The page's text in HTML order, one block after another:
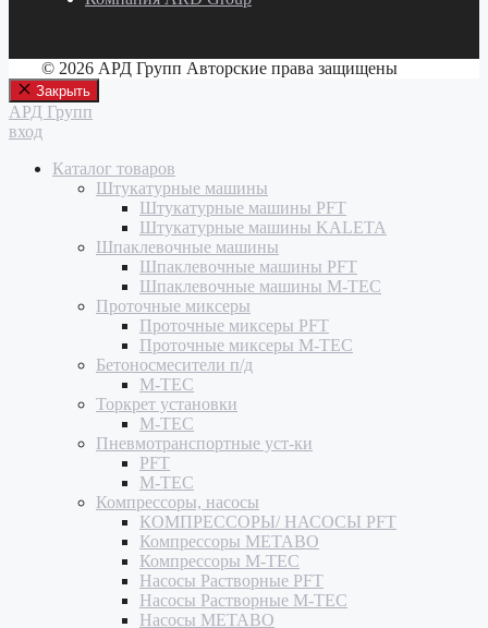
© 2026 АРД Групп Авторские права защищены
Закрыть
АРД Групп
вход
Каталог товаров
Штукатурные машины
Штукатурные машины PFT
Штукатурные машины KALETA
Шпаклевочные машины
Шпаклевочные машины PFT
Шпаклевочные машины M-TEC
Проточные миксеры
Проточные миксеры PFT
Проточные миксеры M-TEC
Бетоносмесители п/д
M-TEC
Торкрет установки
M-TEC
Пневмотранспортные уст-ки
PFT
M-TEC
Компрессоры, насосы
КОМПРЕССОРЫ/ НАСОСЫ PFT
Компрессоры METABO
Компрессоры M-TEC
Насосы Растворные PFT
Насосы Растворные M-TEC
Насосы METABO